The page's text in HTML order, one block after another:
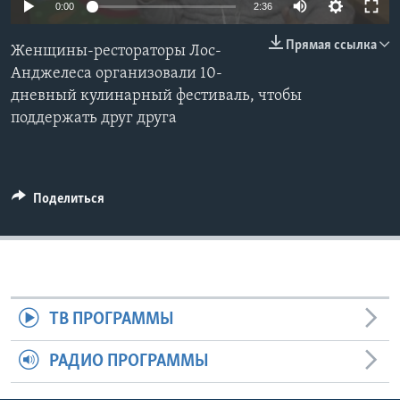
СОЦИАЛЬНЫЕ СЕТИ
0:00 2:36
Прямая ссылка
Женщины-рестораторы Лос-
Анджелеса организовали 10-
дневный кулинарный фестиваль, чтобы
поддержать друг друга
Поделиться
ТВ ПРОГРАММЫ
РАДИО ПРОГРАММЫ